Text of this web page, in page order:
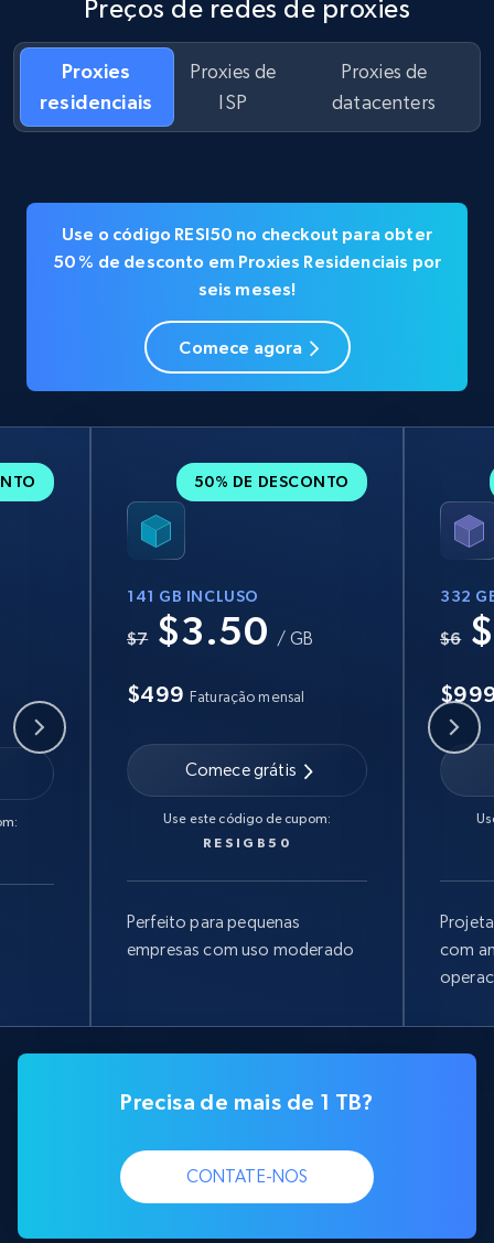
Preços de redes de proxies
Proxies
residenciais
Proxies de
ISP
Proxies de
datacenters
Use o código RESI50 no checkout para obter
50 % de desconto em Proxies Residenciais por
seis meses!
Comece agora
50% DE DESCONTO
141 GB INCLUSO
$7 $3.50 / GB
$499 Faturação mensal
Comece grátis
Use este código de cupom:
RESIGB50
Perfeito para pequenas
empresas com uso moderado
332
$6
com
Precisa de mais de 1 TB?
CONTATE-NOS